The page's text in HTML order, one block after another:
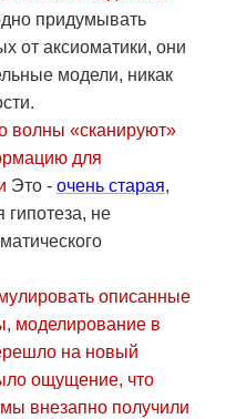
придумывать
от аксиоматики, они
модели, никак
волны «сканируют»
для
Это - очень старая,
не
описанные
моделирование в
на новый
ощущение, что
внезапно получили